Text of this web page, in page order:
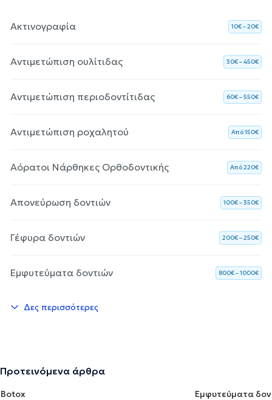
Ακτινογραφία 10€ – 20€
Αντιμετώπιση ουλίτιδας 30€ – 450€
Αντιμετώπιση περιοδοντίτιδας 60€ – 550€
Αντιμετώπιση ροχαλητού Aπό 150€
Αόρατοι Νάρθηκες Ορθοδοντικής Aπό 220€
Απονεύρωση δοντιών 100€ – 350€
Γέφυρα δοντιών 200€ – 250€
Εμφυτεύματα δοντιών 800€ – 1000€
Δες περισσότερες
Προτεινόμενα άρθρα
Botox
Εμφυτεύματα